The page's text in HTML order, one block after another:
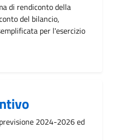
di rendiconto della
del bilancio,
per l'esercizio
2024-2026 ed